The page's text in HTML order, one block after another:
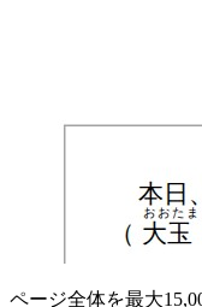
ページ全体を最大